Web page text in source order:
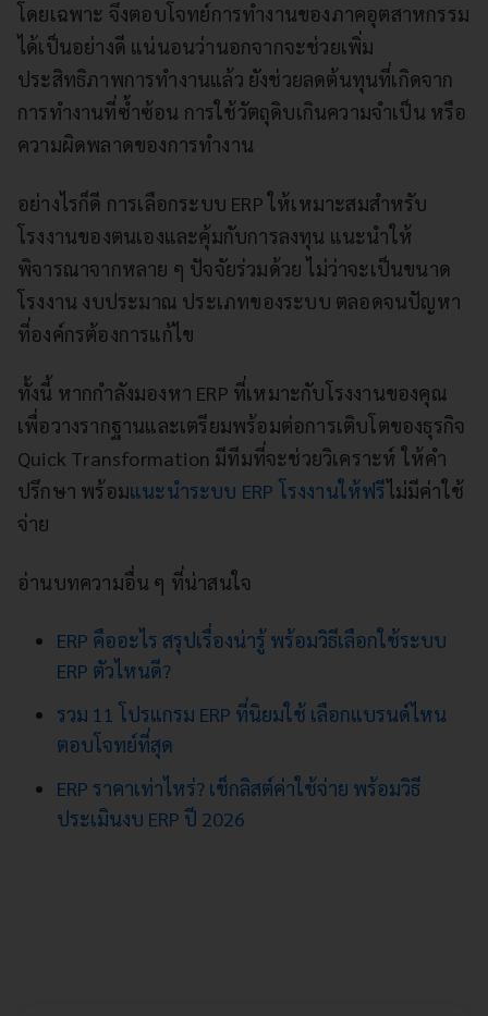
โดยเฉพาะ จึงตอบโจทย์การทำงานของภาคอุตสาหกรรม
ได้เป็นอย่างดี แน่นอนว่านอกจากจะช่วยเพิ่ม
ประสิทธิภาพการทำงานแล้ว ยังช่วยลดต้นทุนที่เกิดจาก
การทำงานที่ซ้ำซ้อน การใช้วัตถุดิบเกินความจำเป็น หรือ
ความผิดพลาดของการทำงาน
อย่างไรก็ดี การเลือกระบบ ERP ให้เหมาะสมสำหรับ
โรงงานของตนเองและคุ้มกับการลงทุน แนะนำให้
พิจารณาจากหลาย ๆ ปัจจัยร่วมด้วย ไม่ว่าจะเป็นขนาด
โรงงาน งบประมาณ ประเภทของระบบ ตลอดจนปัญหา
ที่องค์กรต้องการแก้ไข
ทั้งนี้ หากกำลังมองหา ERP ที่เหมาะกับโรงงานของคุณ
เพื่อวางรากฐานและเตรียมพร้อมต่อการเติบโตของธุรกิจ
Quick Transformation มีทีมที่จะช่วยวิเคราะห์ ให้คำ
ปรึกษา พร้อมแนะนำระบบ ERP โรงงานให้ฟรีไม่มีค่าใช้
จ่าย
อ่านบทความอื่น ๆ ที่น่าสนใจ
ERP คืออะไร สรุปเรื่องน่ารู้ พร้อมวิธีเลือกใช้ระบบ
ERP ตัวไหนดี?
รวม 11 โปรแกรม ERP ที่นิยมใช้ เลือกแบรนด์ไหน
ตอบโจทย์ที่สุด
ERP ราคาเท่าไหร่? เช็กลิสต์ค่าใช้จ่าย พร้อมวิธี
ประเมินงบ ERP ปี 2026